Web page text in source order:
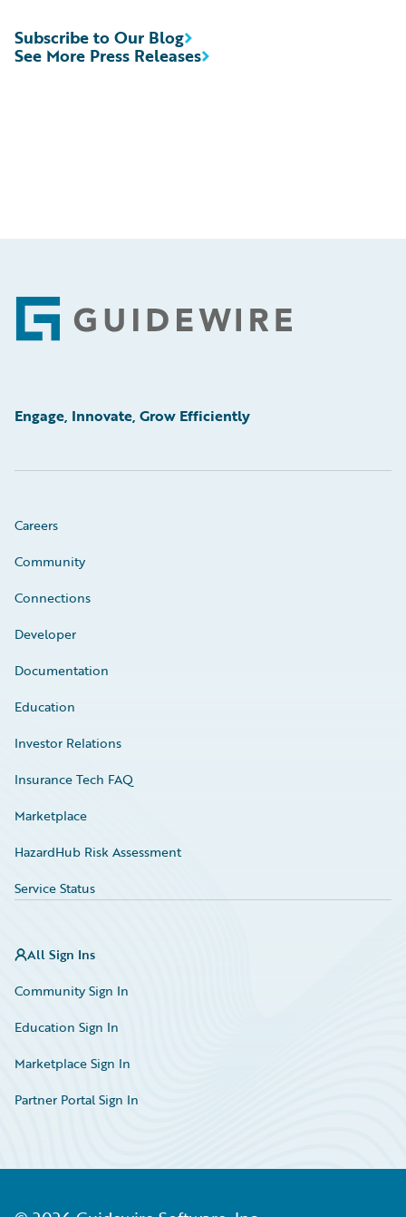
See More Press Releases
Subscribe to Our Blog
Footer
Engage, Innovate, Grow Efficiently
Careers
Community
Connections
Developer
Documentation
Education
Investor Relations
Insurance Tech FAQ
Marketplace
HazardHub Risk Assessment
Service Status
All Sign Ins
Community Sign In
Education Sign In
Marketplace Sign In
Partner Portal Sign In